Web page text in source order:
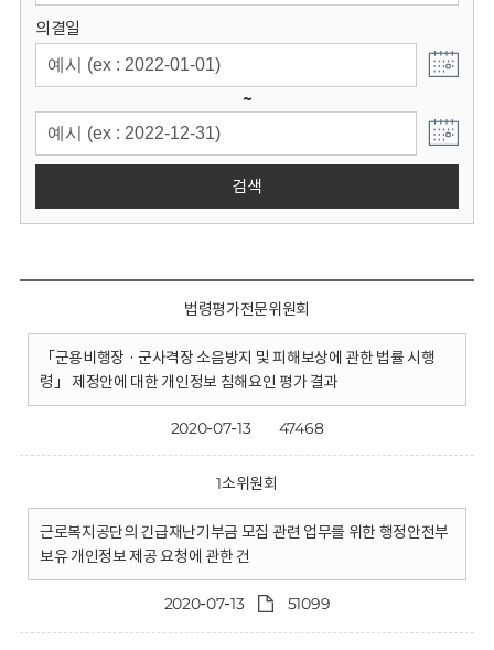
의결일
~
검색
법령평가전문위원회
「군용비행장 · 군사격장 소음방지 및 피해보상에 관한 법률 시행
령」 제정안에 대한 개인정보 침해요인 평가 결과
2020-07-13 47468
1소위원회
근로복지공단의 긴급재난기부금 모집 관련 업무를 위한 행정안전부
보유 개인정보 제공 요청에 관한 건
2020-07-13 51099